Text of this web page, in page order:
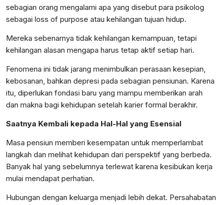
sebagian orang mengalami apa yang disebut para psikolog
sebagai loss of purpose atau kehilangan tujuan hidup.
Mereka sebenarnya tidak kehilangan kemampuan, tetapi
kehilangan alasan mengapa harus tetap aktif setiap hari.
Fenomena ini tidak jarang menimbulkan perasaan kesepian,
kebosanan, bahkan depresi pada sebagian pensiunan. Karena
itu, diperlukan fondasi baru yang mampu memberikan arah
dan makna bagi kehidupan setelah karier formal berakhir.
Saatnya Kembali kepada Hal-Hal yang Esensial
Masa pensiun memberi kesempatan untuk memperlambat
langkah dan melihat kehidupan dari perspektif yang berbeda.
Banyak hal yang sebelumnya terlewat karena kesibukan kerja
mulai mendapat perhatian.
Hubungan dengan keluarga menjadi lebih dekat. Persahabatan